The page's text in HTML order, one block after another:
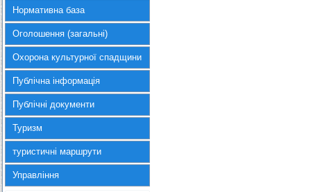
Нормативна база
Оголошення (загальні)
Охорона культурної спадщини
Публічна інформація
Публічні документи
Туризм
туристичні маршрути
Управління